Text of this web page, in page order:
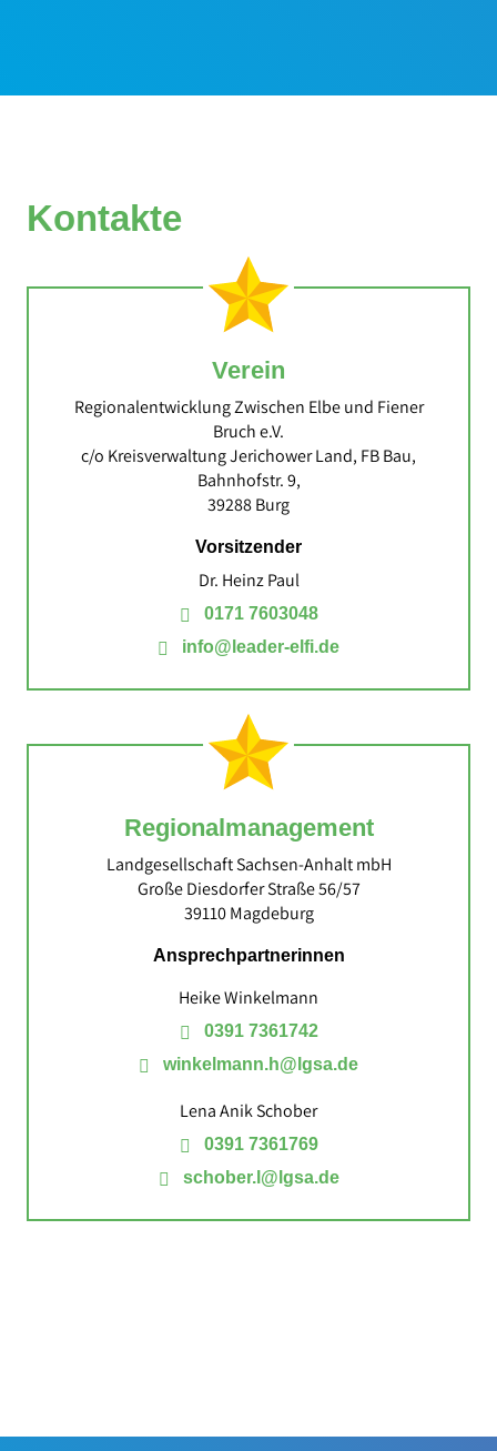
Kontakte
Verein
Regionalentwicklung Zwischen Elbe und Fiener
Bruch e.V.
c/o Kreisverwaltung Jerichower Land, FB Bau,
Bahnhofstr. 9,
39288 Burg
Vorsitzender
Dr. Heinz Paul
0171 7603048
info@leader-elfi.de
Regional­management
Landgesellschaft Sachsen‐Anhalt mbH
Große Diesdorfer Straße 56/57
39110 Magdeburg
Ansprechpartnerinnen
Heike Winkelmann
0391 7361742
winkelmann.h@lgsa.de
Lena Anik Schober
0391 7361769
schober.l@lgsa.de